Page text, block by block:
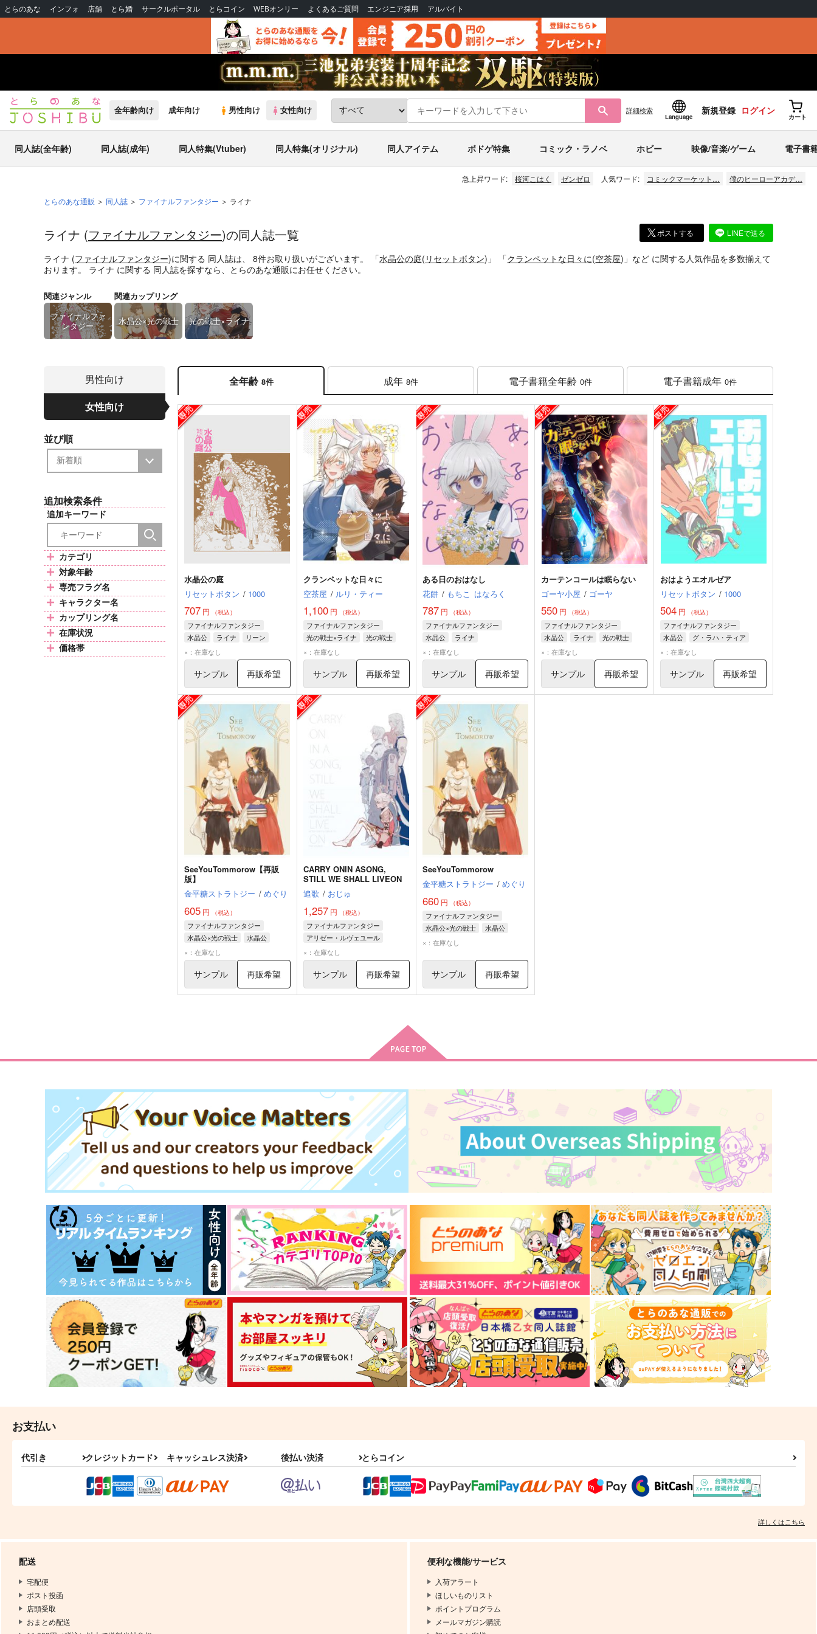
とらのあな インフォ 店舗 とら婚 サークルポータル とらコイン WEBオンリー よくあるご質問 エンジニア採用 アルバイト
全年齢向け 成年向け 男性向け 女性向け 詳細検索
Language
新規登録 ログイン
カート
同人誌(全年齢) 同人誌(成年) 同人特集(Vtuber) 同人特集(オリジナル) 同人アイテム ボドゲ特集 コミック・ラノベ ホビー 映像/音楽/ゲーム 電子書
急上昇ワード: 桜河こはく ゼンゼロ 人気ワード: コミックマーケット… 僕のヒーローアカデ…
とらのあな通販 同人誌 ファイナルファンタジー ライナ
ポストする LINEで送る
ライナ (ファイナルファンタジー)の同人誌一覧
ライナ (ファイナルファンタジー)に関する 同人誌は、 8件お取り扱いがございます。 「水晶公の庭( リセットボタン)」 「クランペットな日々に(空茶屋)」 など に関する人気作品を多数揃えて
おります。 ライナ に関する 同人誌を探すなら、とらのあな通販にお任せください。
関連ジャンル
ファイナルファ
ンタジー
関連カップリング
水晶公×光の戦士 光の戦士×ライナ
男性向け
女性向け
並び順
追加検索条件
追加キーワード
カテゴリ
対象年齢
専売フラグ名
キャラクター名
カップリング名
在庫状況
価格帯
全年齢 8件 成年 8件 電子書籍全年齢 0件 電子書籍成年 0件
水晶公の庭
リセットボタン / 1000
707 円 （税込）
ファイナルファンタジー
水晶公
ライナ
リーン
×：在庫なし
サンプル 再販希望
クランペットな日々に
空茶屋 / ルリ・ティー
1,100円 （税込）
ファイナルファンタジー
光の戦士×ライナ
光の戦士
ライナ
×：在庫なし
サンプル 再販希望
ある日のおはなし
花餅 / もちこ はなろく
787円 （税込）
ファイナルファンタジー
水晶公
ライナ
×：在庫なし
サンプル 再販希望
カーテンコールは眠らない
ゴーヤ小屋 / ゴーヤ
550 円 （税込）
ファイナルファンタジー
水晶公
ライナ
光の戦士
×：在庫なし
サンプル 再販希望
おはようエオルゼア
リセットボタン / 1000
504 円 （税込）
ファイナルファンタジー
水晶公
グ・ラハ・ティア
ライナ
×：在庫なし
サンプル 再販希望
SeeYouTommorow【再販
版】
金平糖ストラトジー / めぐり
605 円 （税込）
ファイナルファンタジー
水晶公×光の戦士
水晶公
光の戦士
×：在庫なし
サンプル 再販希望
CARRY ONIN ASONG,
STILL WE SHALL LIVEON
追歌 / おじゅ
1,257円 （税込）
ファイナルファンタジー
アリゼー・ルヴェユール
リーン
ライナ
×：在庫なし
サンプル 再販希望
SeeYouTommorow
金平糖ストラトジー / めぐり
660円 （税込）
ファイナルファンタジー
水晶公×光の戦士
水晶公
光の戦士
×：在庫なし
サンプル 再販希望
お支払い
代引き クレジットカード キャッシュレス決済 後払い決済 とらコイン
詳しくはこちら
配送
宅配便
ポスト投函
店頭受取
おまとめ配送
便利な機能/サービス
入荷アラート
ほしいものリスト
ポイントプログラム
メールマガジン購読